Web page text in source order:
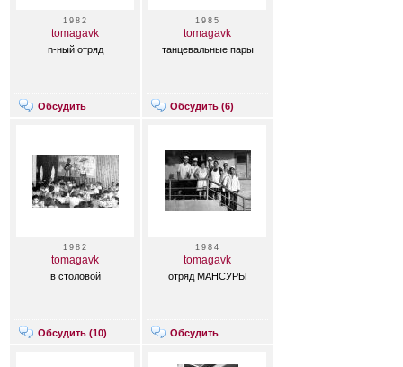
1982
tomagavk
n-ный отряд
Обсудить
1985
tomagavk
танцевальные пары
Обсудить (6)
1982
tomagavk
в столовой
Обсудить (10)
1984
tomagavk
отряд МАНСУРЫ
Обсудить